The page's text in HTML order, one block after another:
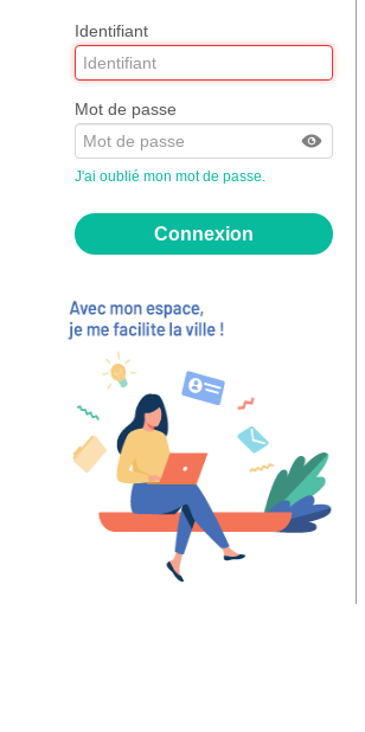
Identifiant
Mot de passe
J'ai oublié mon mot de passe.